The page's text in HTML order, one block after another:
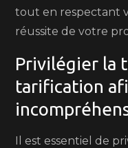
tout en respectant
réussite de votre
Privilégier la
tarification
Il est essentiel de